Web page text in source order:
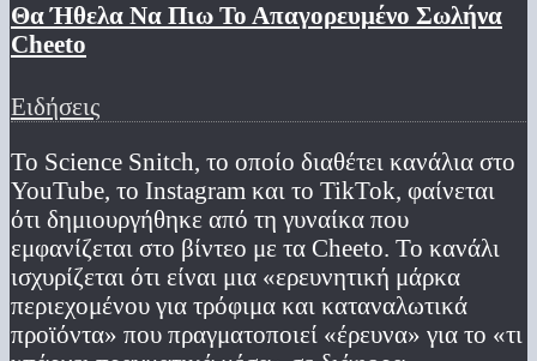
Θα Ήθελα Να Πιω Το Απαγορευμένο Σωλήνα
Cheeto
Ειδήσεις
Το Science Snitch, το οποίο διαθέτει κανάλια στο
YouTube, το Instagram και το TikTok, φαίνεται
ότι δημιουργήθηκε από τη γυναίκα που
εμφανίζεται στο βίντεο με τα Cheeto. Το κανάλι
ισχυρίζεται ότι είναι μια «ερευνητική μάρκα
περιεχομένου για τρόφιμα και καταναλωτικά
προϊόντα» που πραγματοποιεί «έρευνα» για το «τι